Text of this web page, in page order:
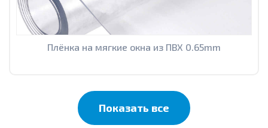
Плёнка на мягкие окна из ПВХ 0.65mm
Показать все